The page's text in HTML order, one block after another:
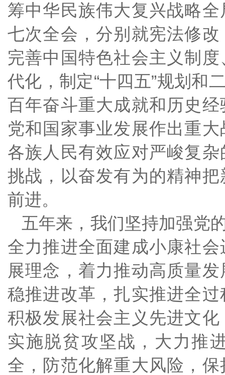
筹中华民族伟大复兴战略
七次全会，分别就宪法修
完善中国特色社会主义制
代化，制定“十四五”规划和
百年奋斗重大成就和历史
党和国家事业发展作出重
各族人民有效应对严峻复
挑战，以奋发有为的精神
前进。
五年来，我们坚持加强党
全力推进全面建成小康社
展理念，着力推动高质量
稳推进改革，扎实推进全
积极发展社会主义先进文
实施脱贫攻坚战，大力推
全，防范化解重大风险，